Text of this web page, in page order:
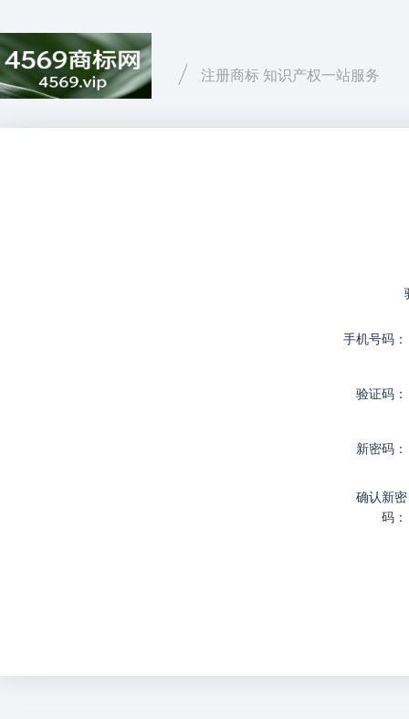
注册商标 知识产权一站服务
手机号码：
验证码：
新密码：
确认新密
码：